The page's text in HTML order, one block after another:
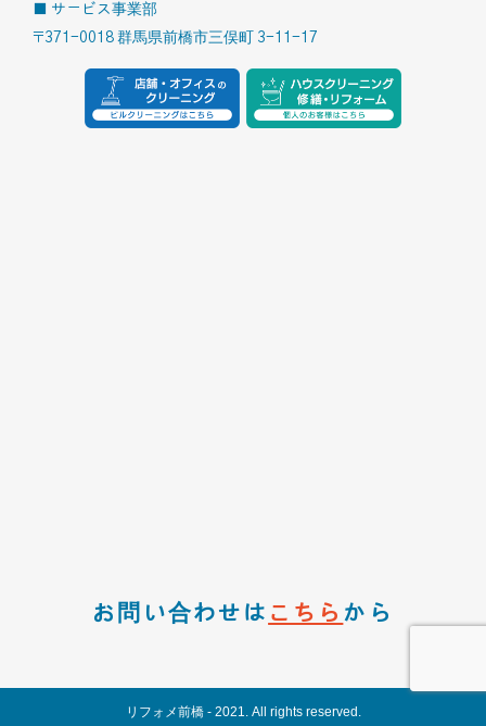
■ サービス事業部
〒371-0018 群馬県前橋市三俣町 3-11-17
お問い合わせは こちら から
リフォメ前橋 - 2021. All rights reserved.